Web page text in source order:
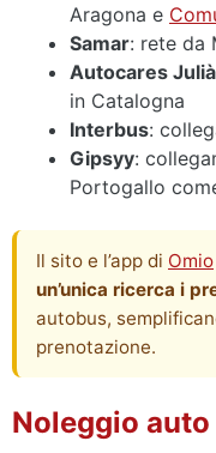
Aragona e
Samar: rete da
Autocares Julià
in Catalogna
Interbus:
Gipsyy:
Portogallo
Il sito e l’app di Omio
un’unica ricerca i
autobus,
prenotazione.
Noleggio